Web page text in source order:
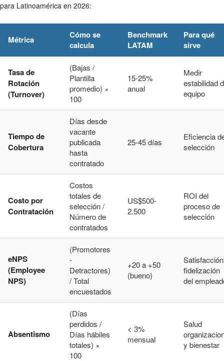
para Latinoamérica en 2026:
Métrica
Cómo se
calcula
Benchmark
LATAM
Para qué
sirve
Tasa de
Rotación
(Turnover)
(Bajas /
Plantilla
promedio) ×
100
15-25%
anual
Medir
estabilidad
equipo
Tiempo de
Cobertura
Días desde
vacante
publicada
hasta
contratado
25-45 días
Eficiencia
selección
Costo por
Contratación
Costos
totales de
selección /
Número de
contratados
US$500-
2.500
ROI del
proceso de
selección
eNPS
(Employee
NPS)
(Promotores
-
Detractores)
/ Total
encuestados
+20 a +50
(bueno)
fidelización
del
Absentismo
(Días
perdidos /
Días hábiles
totales) ×
100
< 3%
mensual
Salud
y bienestar